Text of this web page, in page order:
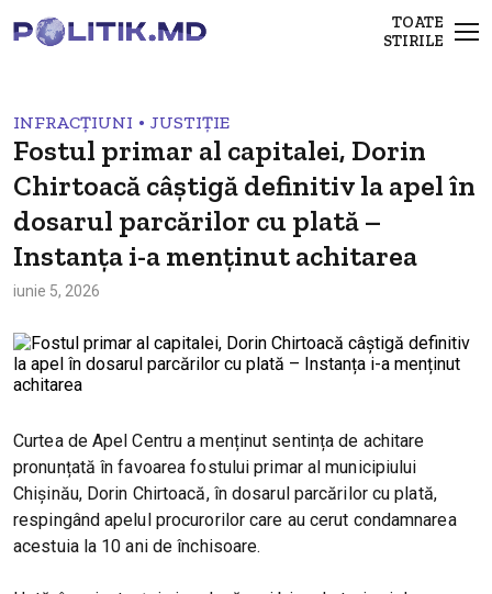
TOATE
STIRILE
INFRACȚIUNI • JUSTIȚIE
Fostul primar al capitalei, Dorin
Chirtoacă câștigă definitiv la apel în
dosarul parcărilor cu plată –
Instanța i-a menținut achitarea
iunie 5, 2026
Curtea de Apel Centru a menținut sentința de achitare
pronunțată în favoarea fostului primar al municipiului
Chișinău, Dorin Chirtoacă, în dosarul parcărilor cu plată,
respingând apelul procurorilor care au cerut condamnarea
acestuia la 10 ani de închisoare.